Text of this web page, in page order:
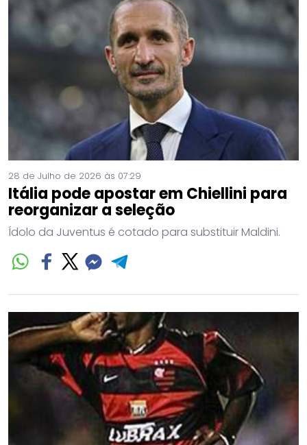
28 de Julho de 2026 às 07:29
Itália pode apostar em Chiellini para
reorganizar a seleção
Ídolo da Juventus é cotado para substituir Maldini.